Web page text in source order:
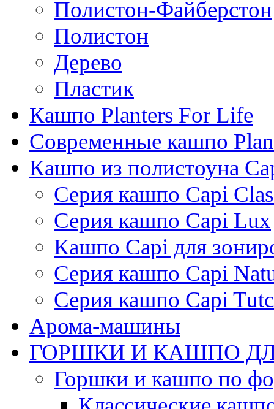
Полистон-Файберстон
Полистон
Дерево
Пластик
Кашпо Planters For Life
Современные кашпо
Кашпо из полистоуна
Серия кашпо Capi
Серия кашпо Capi Lux
Кашпо Capi для
Серия кашпо Capi
Серия кашпо Capi
Арома-машины
ГОРШКИ И КАШПО
Горшки и кашпо по